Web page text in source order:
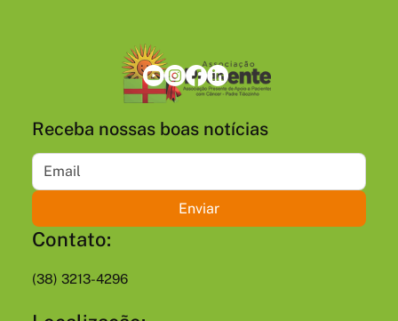
Receba nossas boas notícias
Enviar
Contato:
(38) 3213-4296